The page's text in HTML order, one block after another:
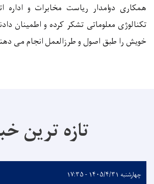
همکاری دوامدار ریاست مخابرات و اداره
تکنالوژی معلوماتی تشکر کرده و اطمینان
خویش را طبق اصول و طرزالعمل انجام می
تازه ترین
چهارشنبه ۱۴۰۵/۴/۳۱ - ۱۷:۳۵